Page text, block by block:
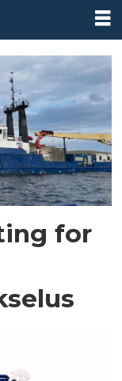
for